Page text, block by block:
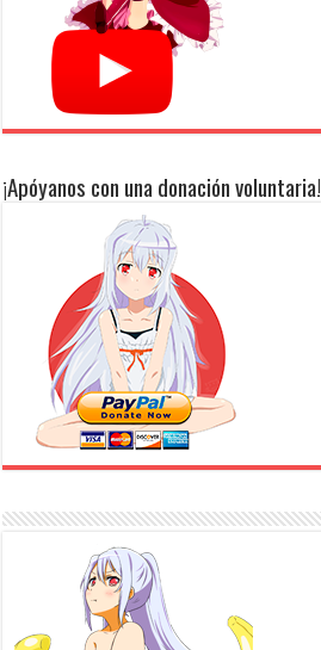
¡Apóyanos con una donación voluntaria!